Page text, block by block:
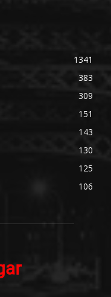
1341
383
309
151
143
130
125
106